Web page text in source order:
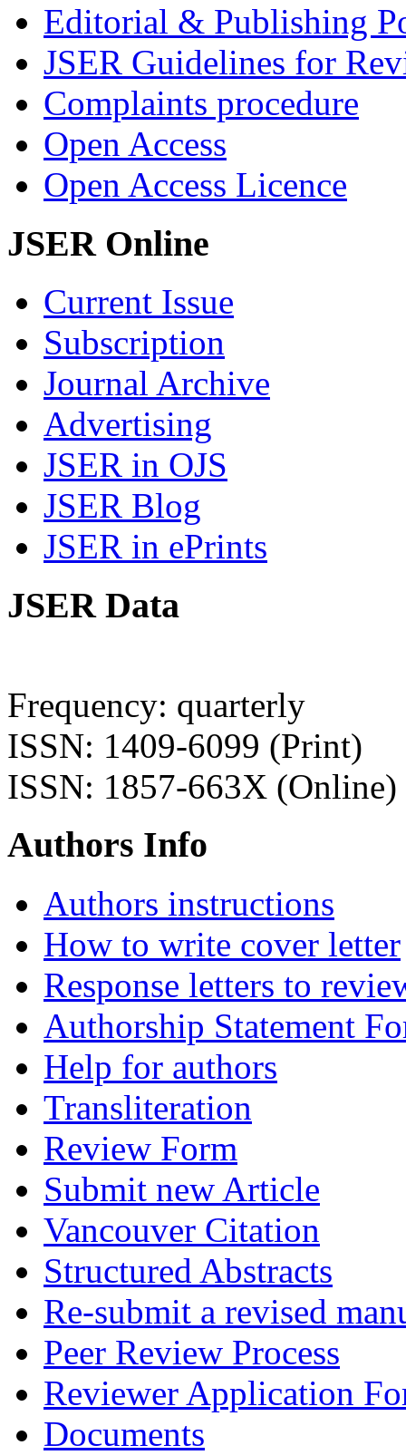
Editorial & Publishing
JSER Guidelines for
Complaints procedure
Open Access
Open Access Licence
JSER Online
Current Issue
Subscription
Journal Archive
Advertising
JSER in OJS
JSER Blog
JSER in ePrints
JSER Data
Frequency: quarterly
ISSN: 1409-6099 (Print)
ISSN: 1857-663X (Online)
Authors Info
Authors instructions
How to write cover letter
Response letters to
Authorship Statement
Help for authors
Transliteration
Review Form
Submit new Article
Vancouver Citation
Structured Abstracts
Re-submit a revised
Peer Review Process
Reviewer Application
Documents